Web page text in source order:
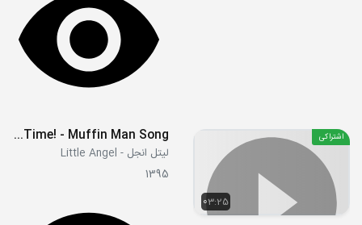
03:25
اشتراکی Baby's Snack Time! - Muffin Man Song
لیتل انجل - Little Angel
1395